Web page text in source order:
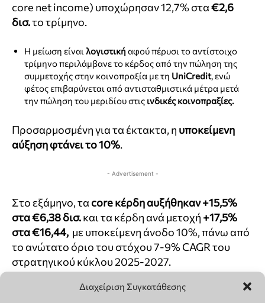
Διαχείριση Συγκατάθεσης